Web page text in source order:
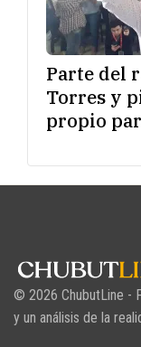
Parte del
Torres y
propio
© 2026 ChubutLine -
y un análisis de la